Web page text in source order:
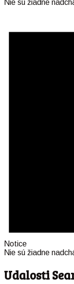
Nie sú žiadne
Notice
Nie sú žiadne
Udalosti